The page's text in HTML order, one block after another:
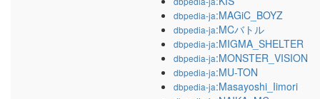
dbpedia-ja:MAGiC_BOYZ
dbpedia-ja:MCバトル
dbpedia-ja:MIGMA_SHELTER
dbpedia-ja:MONSTER_VISION
dbpedia-ja:MU-TON
dbpedia-ja:Masayoshi_Iimori